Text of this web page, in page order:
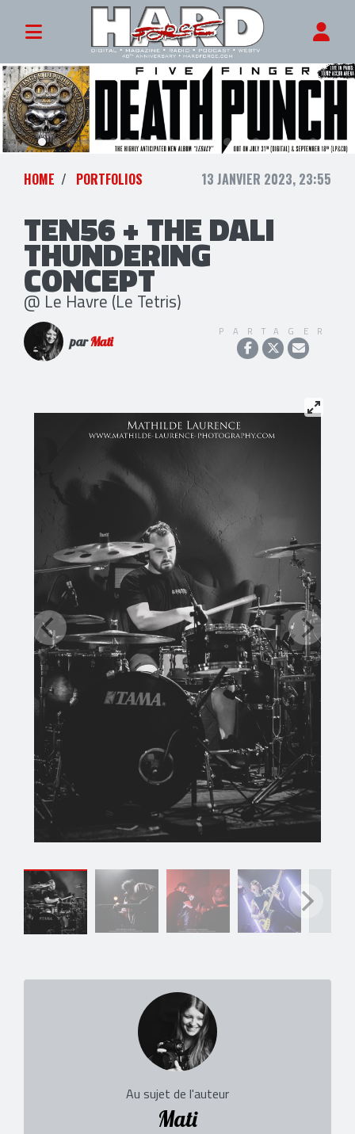
HOME PORTFOLIOS 13 JANVIER 2023, 23:55
TEN56 + THE DALI
THUNDERING
CONCEPT
@ Le Havre (Le Tetris)
parMati
PARTAGER
Au sujet de l'auteur
Mati